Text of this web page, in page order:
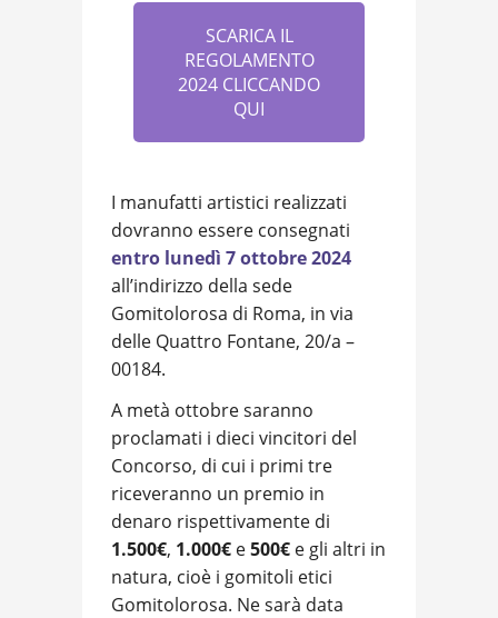
SCARICA IL
REGOLAMENTO
2024 CLICCANDO
QUI
I manufatti artistici realizzati
dovranno essere consegnati
entro lunedì 7 ottobre 2024
all’indirizzo della sede
Gomitolorosa di Roma, in via
delle Quattro Fontane, 20/a –
00184.
A metà ottobre saranno
proclamati i dieci vincitori del
Concorso, di cui i primi tre
riceveranno un premio in
denaro rispettivamente di
1.500€, 1.000€ e500€ e gli altri in
natura, cioè i gomitoli etici
Gomitolorosa. Ne sarà data